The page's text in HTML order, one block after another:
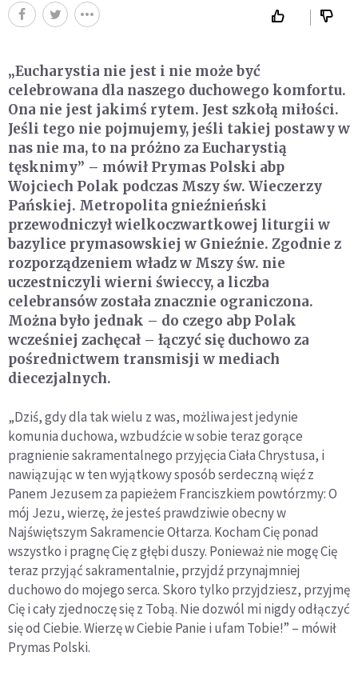
„Eucharystia nie jest i nie może być
celebrowana dla naszego duchowego komfortu.
Ona nie jest jakimś rytem. Jest szkołą miłości.
Jeśli tego nie pojmujemy, jeśli takiej postawy w
nas nie ma, to na próżno za Eucharystią
tęsknimy” – mówił Prymas Polski abp
Wojciech Polak podczas Mszy św. Wieczerzy
Pańskiej. Metropolita gnieźnieński
przewodniczył wielkoczwartkowej liturgii w
bazylice prymasowskiej w Gnieźnie. Zgodnie z
rozporządzeniem władz w Mszy św. nie
uczestniczyli wierni świeccy, a liczba
celebransów została znacznie ograniczona.
Można było jednak – do czego abp Polak
wcześniej zachęcał – łączyć się duchowo za
pośrednictwem transmisji w mediach
diecezjalnych.
„Dziś, gdy dla tak wielu z was, możliwa jest jedynie
komunia duchowa, wzbudźcie w sobie teraz gorące
pragnienie sakramentalnego przyjęcia Ciała Chrystusa, i
nawiązując w ten wyjątkowy sposób serdeczną więź z
Panem Jezusem za papieżem Franciszkiem powtórzmy: O
mój Jezu, wierzę, że jesteś prawdziwie obecny w
Najświętszym Sakramencie Ołtarza. Kocham Cię ponad
wszystko i pragnę Cię z głębi duszy. Ponieważ nie mogę Cię
teraz przyjąć sakramentalnie, przyjdź przynajmniej
duchowo do mojego serca. Skoro tylko przyjdziesz, przyjmę
Cię i cały zjednoczę się z Tobą. Nie dozwól mi nigdy odłączyć
się od Ciebie. Wierzę w Ciebie Panie i ufam Tobie!” – mówił
Prymas Polski.